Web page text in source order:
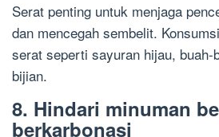
Serat penting untuk menjaga
dan mencegah sembelit.
serat seperti sayuran hijau, buah-
bijian.
8. Hindari minuman
berkarbonasi